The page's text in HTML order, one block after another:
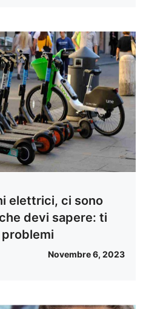
elettrici, ci sono
devi sapere: ti
Novembre 6, 2023